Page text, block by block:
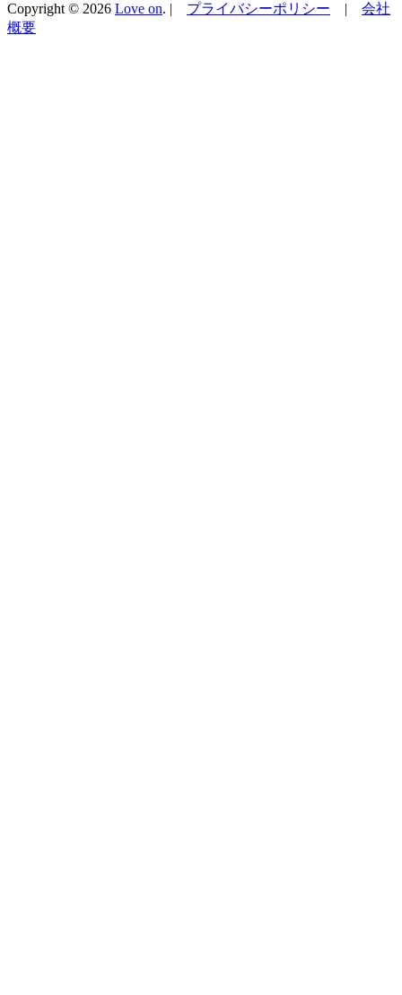
Copyright © 2026 Love on. | プライバシーポリシー | 会社
概要